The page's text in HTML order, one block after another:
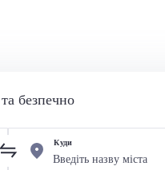
безпечно
Куди